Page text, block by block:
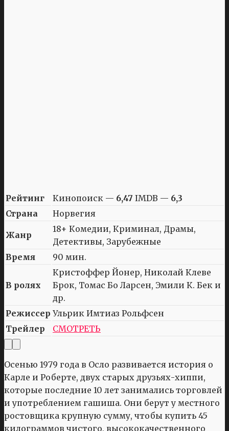
Рейтинг Кинопоиск — 6,47 IMDB — 6,3
Страна
Норвегия
Жанр
18+ Комедии, Криминал, Драмы,
Детективы, Зарубежные
Время
90 мин.
В ролях
Кристоффер Йонер, Николай Клеве
Брок, Томас Бо Ларсен, Эмили К. Бек и
др.
Режиссер Ульрик Имтиаз Рольфсен
Трейлер
СМОТРЕТЬ
Осенью 1979 года в Осло развивается история о
Карле и Роберте, двух старых друзьях-хиппи,
которые последние 10 лет занимались торговлей
и употреблением гашиша. Они берут у местного
ростовщика крупную сумму, чтобы купить 45
килограммов чистого, высококачественного